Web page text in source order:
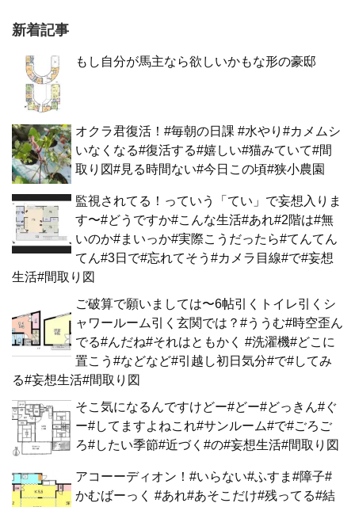
新着記事
もし自分が馬主なら欲しいかもな形の豪邸
オクラ君復活！#毎朝の日課 #水やり#カメムシ
いなくなる#復活する#嬉しい#猫みていて#間
取り図#見る時間ない#今日この頃#狭小農園
監視されてる！っていう「てい」で妄想入りま
す〜#どうですか#こんな生活#あれ#2階は#無
いのか#まいっか#実際こうだったら#てんてん
てん#3日で#忘れてそう#カメラ目線#で#妄想
生活#間取り図
ご破算で願いましては〜6帖引くトイレ引くシ
ャワールーム引く玄関では？#ううむ#時空歪ん
でる#んだね#それはともかく #洗濯機#どこに
置こう#などなど#引越し初日気分#で#してみ
る#妄想生活#間取り図
そこ気になるんですけどー#どー#どっきん#ぐ
ー#してますよねこれ#サンルーム#で#ごろご
ろ#したい季節#近づく#の#妄想生活#間取り図
アコーーディオン！#いらない#ふすま#障子#
かむばーっく #あれ#あそこだけ#残ってる#結